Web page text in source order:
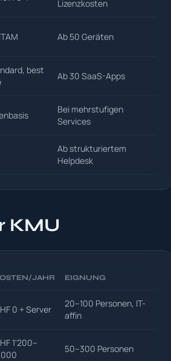
Lizenzkosten
Ab 50 Geräten
best
Ab 30 SaaS-Apps
Bei mehrstufigen
Services
Ab strukturiertem
Helpdesk
KMU
JAHR EIGNUNG
0 + Server
20–100 Personen, IT-
affin
1'200–
50–300 Personen